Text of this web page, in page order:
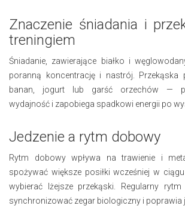
Znaczenie śniadania i
treningiem
Śniadanie, zawierające białko i
poranną koncentrację i nastrój. Przekąska
banan, jogurt lub garść orzechów —
wydajność i zapobiega spadkowi energii po
Jedzenie a rytm dobowy
Rytm dobowy wpływa na trawienie i
spożywać większe posiłki wcześniej w
wybierać lżejsze przekąski. Regularny
synchronizować zegar biologiczny i poprawia